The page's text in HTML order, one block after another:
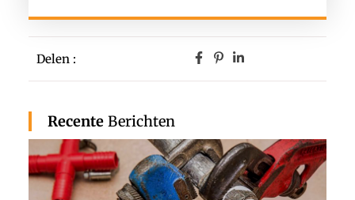
Delen :
Recente Berichten